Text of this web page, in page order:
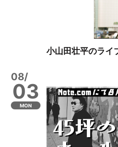
小山田壮平のライ
08/
03
MON